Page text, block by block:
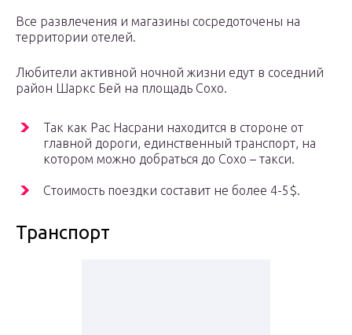
Все развлечения и магазины сосредоточены на
территории отелей.
Любители активной ночной жизни едут в соседний
район Шаркс Бей на площадь Сохо.
Так как Рас Насрани находится в стороне от
главной дороги, единственный транспорт, на
котором можно добраться до Сохо – такси.
Стоимость поездки составит не более 4-5$.
Транспорт